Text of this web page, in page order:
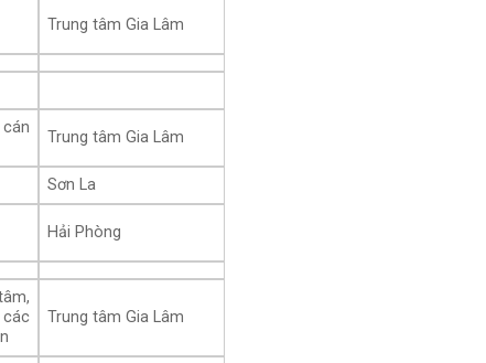
Trung tâm Gia Lâm
Trung tâm Gia Lâm
Sơn La
Hải Phòng
Trung tâm Gia Lâm